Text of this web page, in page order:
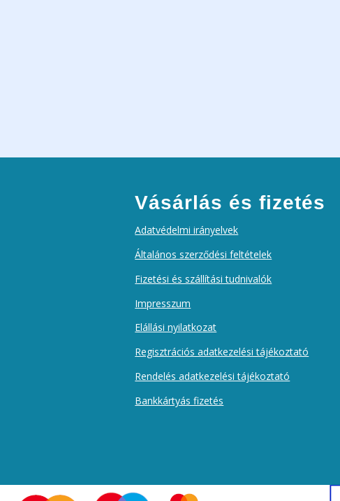
Vásárlás és fizetés
Adatvédelmi irányelvek
Általános szerződési feltételek
Fizetési és szállítási tudnivalók
Impresszum
Elállási nyilatkozat
Regisztrációs adatkezelési tájékoztató
Rendelés adatkezelési tájékoztató
Bankkártyás fizetés